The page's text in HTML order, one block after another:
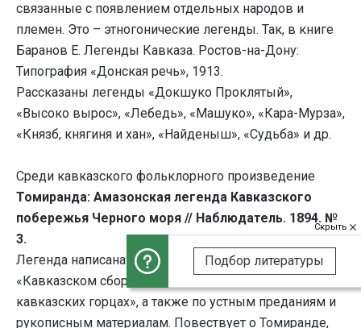
связанные с появлением отдельных народов и
племен. Это – этногонические легенды. Так, в книге
Баранов Е. Легенды Кавказа. Ростов-на-Дону:
Типография «Донская речь», 1913.
Рассказаны легенды «Докшуко Проклятый»,
«Высоко вырос», «Лебедь», «Машуко», «Кара-Мурза»,
«Князб, княгиня и хан», «Найденыш», «Судьба» и др.
Среди кавказского фольклорного произведение
Томиранда: Амазонская легенда Кавказского
побережья Черного моря // Наблюдатель. 1894. №
3.
Легенда написана по источникам, помещенным в
«Кавказском сборнике» и в «Сборнике сведений о
кавказских горцах», а также по устным преданиям и
рукописным материалам. Повествует о Томиранде,
Скрыть
Подбор литературы